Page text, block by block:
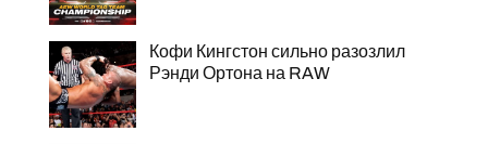
Кофи Кингстон сильно разозлил
Рэнди Ортона на RAW